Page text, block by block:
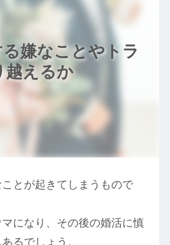
嫌なことやトラ
越えるか
とが起きてしまうもので
になり、その後の婚活に慎
るでしょう。